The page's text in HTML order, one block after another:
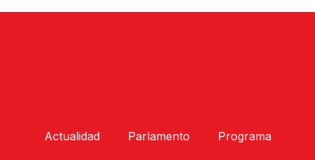
Actualidad Parlamento Programa